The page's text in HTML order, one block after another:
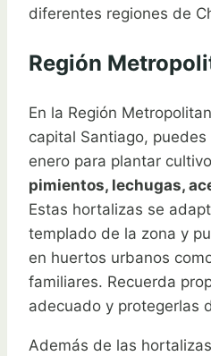
diferentes regiones de
Región
En la Región
capital Santiago,
enero para plantar
pimientos, lechugas,
Estas hortalizas se
templado de la zona y
en huertos urbanos
familiares. Recuerda
adecuado y protegerlas
Además de las